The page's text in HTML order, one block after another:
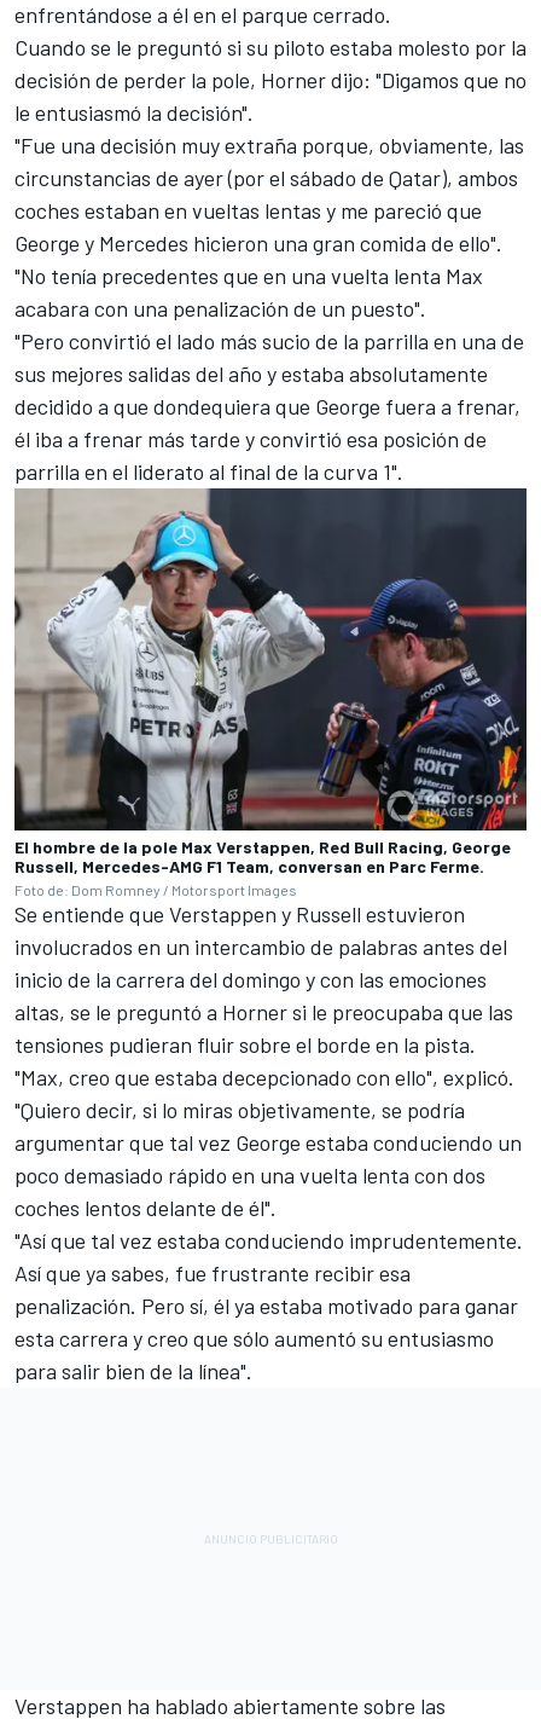
enfrentándose a él en el parque cerrado.
Cuando se le preguntó si su piloto estaba molesto por la
decisión de perder la pole, Horner dijo: "Digamos que no
le entusiasmó la decisión".
"Fue una decisión muy extraña porque, obviamente, las
circunstancias de ayer (por el sábado de Qatar), ambos
coches estaban en vueltas lentas y me pareció que
George y Mercedes hicieron una gran comida de ello".
"No tenía precedentes que en una vuelta lenta Max
acabara con una penalización de un puesto".
"Pero convirtió el lado más sucio de la parrilla en una de
sus mejores salidas del año y estaba absolutamente
decidido a que dondequiera que George fuera a frenar,
él iba a frenar más tarde y convirtió esa posición de
parrilla en el liderato al final de la curva 1".
El hombre de la pole Max Verstappen, Red Bull Racing, George
Russell, Mercedes-AMG F1 Team, conversan en Parc Ferme.
Foto de: Dom Romney / Motorsport Images
Se entiende que Verstappen y Russell estuvieron
involucrados en un intercambio de palabras antes del
inicio de la carrera del domingo y con las emociones
altas, se le preguntó a Horner si le preocupaba que las
tensiones pudieran fluir sobre el borde en la pista.
"Max, creo que estaba decepcionado con ello", explicó.
"Quiero decir, si lo miras objetivamente, se podría
argumentar que tal vez George estaba conduciendo un
poco demasiado rápido en una vuelta lenta con dos
coches lentos delante de él".
"Así que tal vez estaba conduciendo imprudentemente.
Así que ya sabes, fue frustrante recibir esa
penalización. Pero sí, él ya estaba motivado para ganar
esta carrera y creo que sólo aumentó su entusiasmo
para salir bien de la línea".
Verstappen ha hablado abiertamente sobre las